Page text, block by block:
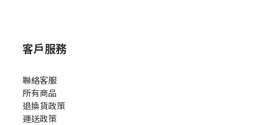
客戶服務
聯絡客服
所有商品
退換貨政策
運送政策